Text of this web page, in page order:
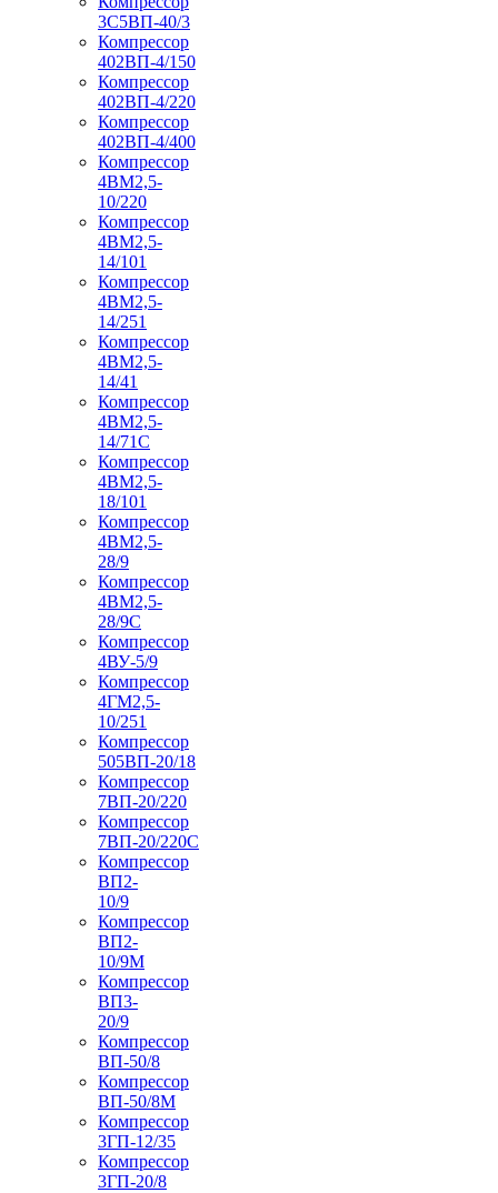
3С5ВП-40/3
Компрессор
402ВП-4/150
Компрессор
402ВП-4/220
Компрессор
402ВП-4/400
Компрессор
4ВМ2,5-
10/220
Компрессор
4ВМ2,5-
14/101
Компрессор
4ВМ2,5-
14/251
Компрессор
4ВМ2,5-
14/41
Компрессор
4ВМ2,5-
14/71C
Компрессор
4ВМ2,5-
18/101
Компрессор
4ВМ2,5-
28/9
Компрессор
4ВМ2,5-
28/9С
Компрессор
4ВУ-5/9
Компрессор
4ГМ2,5-
10/251
Компрессор
505ВП-20/18
Компрессор
7ВП-20/220
Компрессор
7ВП-20/220С
Компрессор
ВП2-
10/9
Компрессор
ВП2-
10/9М
Компрессор
ВП3-
20/9
Компрессор
ВП-50/8
Компрессор
ВП-50/8М
Компрессор
3ГП-12/35
Компрессор
3ГП-20/8